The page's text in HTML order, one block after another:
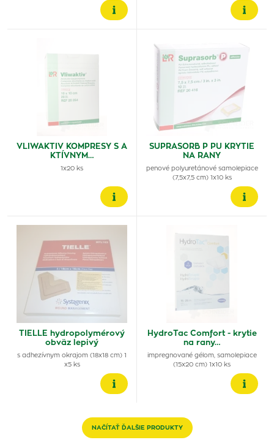
VLIWAKTIV KOMPRESY S A
KTÍVNYM…
1x20 ks
SUPRASORB P PU KRYTIE
NA RANY
penové polyuretánové samolepiace
(7,5x7,5 cm) 1x10 ks
TIELLE hydropolymérový
obväz lepivý
s adhezívnym okrajom (18x18 cm) 1
x5 ks
HydroTac Comfort - krytie
na rany…
impregnované gélom, samolepiace
(15x20 cm) 1x10 ks
NAČÍTAŤ ĎALŠIE PRODUKTY